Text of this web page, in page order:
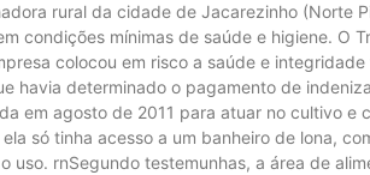
rural da cidade de Jacarezinho (Norte
condições mínimas de saúde e higiene. O
colocou em risco a saúde e
havia determinado o pagamento de
em agosto de 2011 para atuar no cultivo e
só tinha acesso a um banheiro de lona,
uso. rnSegundo testemunhas, a área de